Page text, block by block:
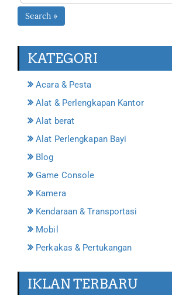
Search »
KATEGORI
Acara & Pesta
Alat & Perlengkapan Kantor
Alat berat
Alat Perlengkapan Bayi
Blog
Game Console
Kamera
Kendaraan & Transportasi
Mobil
Perkakas & Pertukangan
IKLAN TERBARU